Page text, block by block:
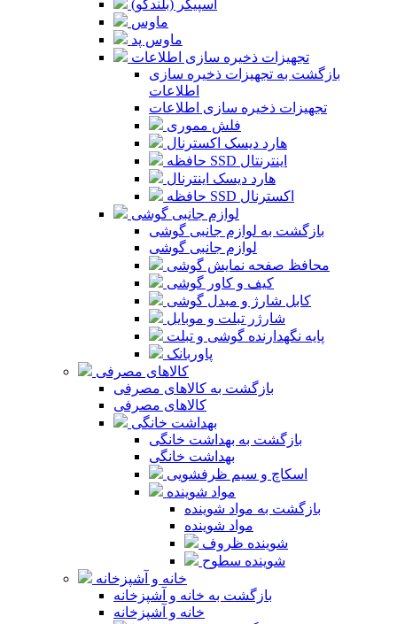
اسپیکر (بلندگو)
ماوس
ماوس پد
تجهیزات ذخیره سازی اطلاعات
بازگشت به تجهیزات ذخیره سازی
اطلاعات
تجهیزات ذخیره سازی اطلاعات
فلش مموری
هارد دیسک اکسترنال
حافظه SSD اینترنتال
هارد دیسک اینترنال
حافظه SSD اکسترنال
لوازم جانبی گوشی
بازگشت به لوازم جانبی گوشی
لوازم جانبی گوشی
محافظ صفحه نمایش گوشی
کیف و کاور گوشی
کابل شارژ و مبدل گوشی
شارژر تبلت و موبایل
پایه نگهدارنده گوشی و تبلت
پاوربانک
کالاهای مصرفی
بازگشت به کالاهای مصرفی
کالاهای مصرفی
بهداشت خانگی
بازگشت به بهداشت خانگی
بهداشت خانگی
اسکاچ و سیم ظرفشویی
مواد شوینده
بازگشت به مواد شوینده
مواد شوینده
شوینده ظروف
شوینده سطوح
خانه و آشپزخانه
بازگشت به خانه و آشپزخانه
خانه و آشپزخانه